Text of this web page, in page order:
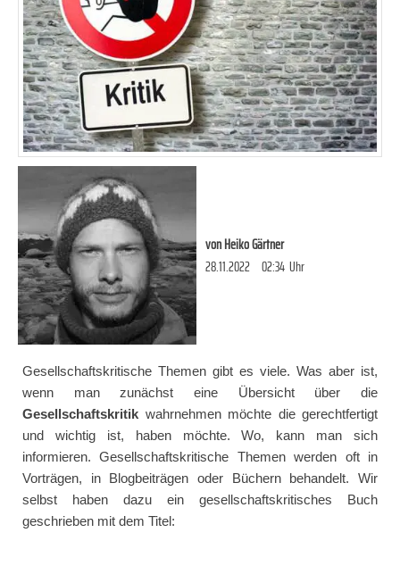
vonHeiko Gärtner
28.11.2022 02:34 Uhr
Gesellschaftskritische Themen gibt es viele. Was aber ist,
wenn man zunächst eine Übersicht über die
Gesellschaftskritik wahrnehmen möchte die gerechtfertigt
und wichtig ist, haben möchte. Wo, kann man sich
informieren. Gesellschaftskritische Themen werden oft in
Vorträgen, in Blogbeiträgen oder Büchern behandelt. Wir
selbst haben dazu ein gesellschaftskritisches Buch
geschrieben mit dem Titel: